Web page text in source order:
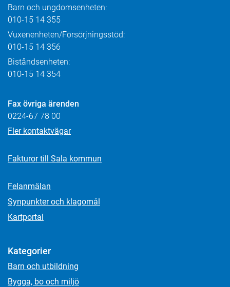
Barn och ungdomsenheten:
010-15 14 355
Vuxenenheten/Försörjningsstöd:
010-15 14 356
Biståndsenheten:
010-15 14 354
Fax övriga ärenden
0224-67 78 00
Fler kontaktvägar
Fakturor till Sala kommun
Felanmälan
Synpunkter och klagomål
Kartportal
Kategorier
Barn och utbildning
Bygga, bo och miljö